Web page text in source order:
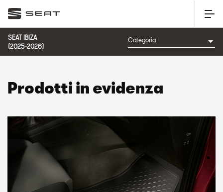
SEAT IBIZA
(2025-2026)
Prodotti in evidenza